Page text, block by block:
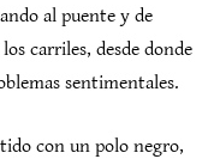
al puente y de
carriles, desde donde
sentimentales.
con un polo negro,